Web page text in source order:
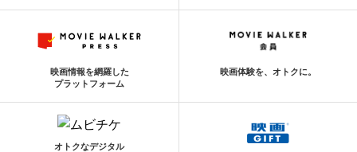
映画情報を網羅した
プラットフォーム
映画体験を、オトクに。
オトクなデジタル